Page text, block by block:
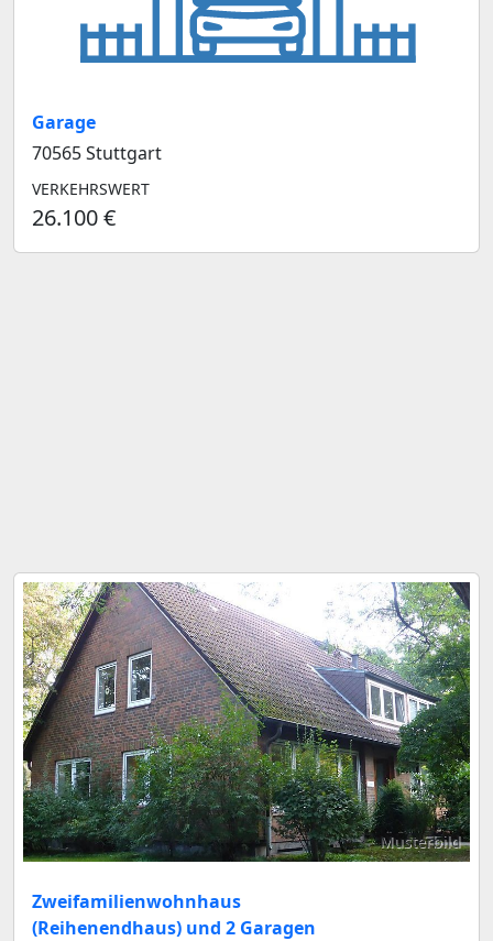
Garage
70565 Stuttgart
VERKEHRSWERT
26.100 €
Musterbild
Zweifamilienwohnhaus
(Reihenendhaus) und 2 Garagen